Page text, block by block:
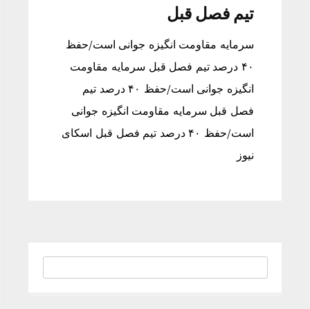
تیم فصل قبل
سرمایه مقاومت انگیزه جوانی است/حفظ
۴۰ درصد تیم فصل قبل سرمایه مقاومت
انگیزه جوانی است/حفظ ۴۰ درصد تیم
فصل قبل سرمایه مقاومت انگیزه جوانی
است/حفظ ۴۰ درصد تیم فصل قبل اسکای
نیوز